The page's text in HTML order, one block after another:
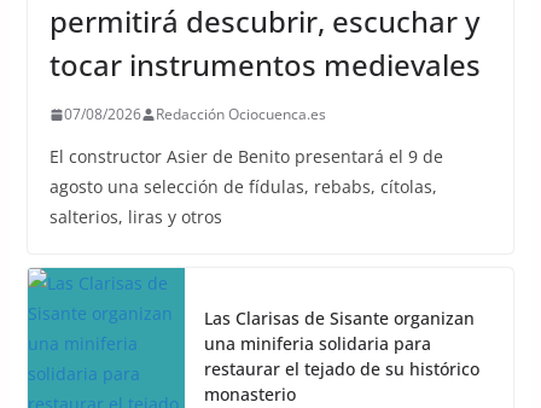
permitirá descubrir, escuchar y
tocar instrumentos medievales
07/08/2026 Redacción Ociocuenca.es
El constructor Asier de Benito presentará el 9 de
agosto una selección de fídulas, rebabs, cítolas,
salterios, liras y otros
Las Clarisas de Sisante organizan
una miniferia solidaria para
restaurar el tejado de su histórico
monasterio